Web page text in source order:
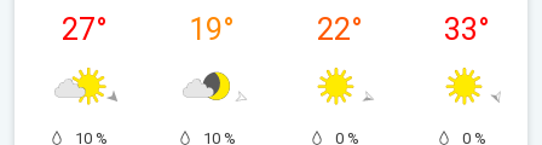
27°
10 %
19°
10 %
22°
0 %
33°
0 %